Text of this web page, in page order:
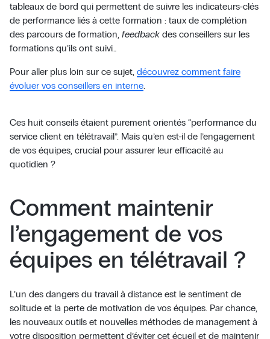
tableaux de bord qui permettent de suivre les indicateurs-clés
de performance liés à cette formation : taux de complétion
des parcours de formation, feedback des conseillers sur les
formations qu’ils ont suivi…
Pour aller plus loin sur ce sujet, découvrez comment faire
évoluer vos conseillers en interne.
Ces huit conseils étaient purement orientés “performance du
service client en télétravail”. Mais qu’en est-il de l’engagement
de vos équipes, crucial pour assurer leur efficacité au
quotidien ?
Comment maintenir
l’engagement de vos
équipes en télétravail ?
L’un des dangers du travail à distance est le sentiment de
solitude et la perte de motivation de vos équipes. Par chance,
les nouveaux outils et nouvelles méthodes de management à
votre disposition permettent d’éviter cet écueil et de maintenir